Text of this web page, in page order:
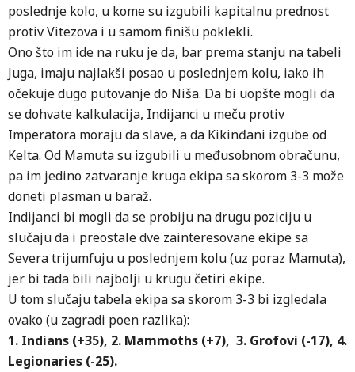
poslednje kolo, u kome su izgubili kapitalnu prednost
protiv Vitezova i u samom finišu poklekli.
Ono što im ide na ruku je da, bar prema stanju na tabeli
Juga, imaju najlakši posao u poslednjem kolu, iako ih
očekuje dugo putovanje do Niša. Da bi uopšte mogli da
se dohvate kalkulacija, Indijanci u meču protiv
Imperatora moraju da slave, a da Kikinđani izgube od
Kelta. Od Mamuta su izgubili u međusobnom obračunu,
pa im jedino zatvaranje kruga ekipa sa skorom 3-3 može
doneti plasman u baraž.
Indijanci bi mogli da se probiju na drugu poziciju u
slučaju da i preostale dve zainteresovane ekipe sa
Severa trijumfuju u poslednjem kolu (uz poraz Mamuta),
jer bi tada bili najbolji u krugu četiri ekipe.
U tom slučaju tabela ekipa sa skorom 3-3 bi izgledala
ovako (u zagradi poen razlika):
1. Indians (+35), 2. Mammoths (+7), 3. Grofovi (-17), 4.
Legionaries (-25).